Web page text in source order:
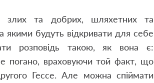
злих та добрих, шляхетних та
якими будуть відкривати для себе
розповідь такою, як вона є:
погано, враховуючи той факт, що
Гессе. Але можна спіймати